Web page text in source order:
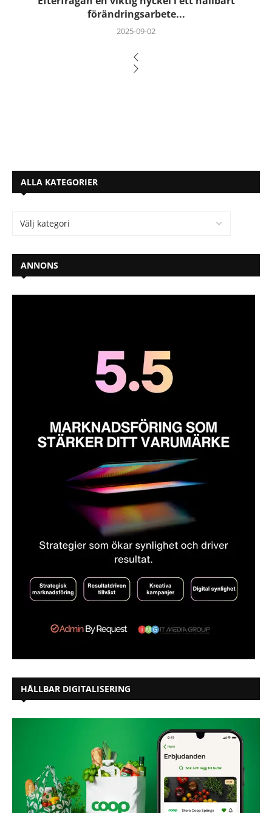
förändringsarbete...
2025-09-02
ALLA KATEGORIER
ANNONS
HÅLLBAR DIGITALISERING